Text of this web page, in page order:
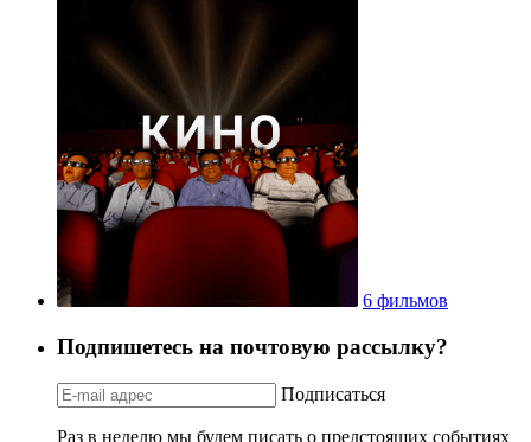
6 фильмов
Подпишетесь на почтовую рассылку?
Подписаться
Раз в неделю мы будем писать о предстоящих событиях